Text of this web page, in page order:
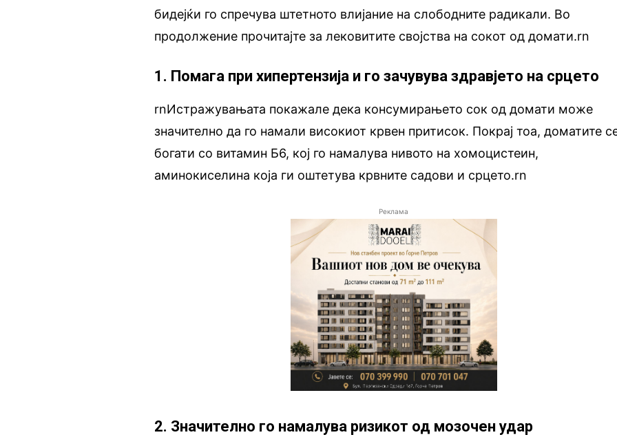
бидејќи го спречува штетното влијание на слободните радикали. Во
продолжение прочитајте за лековитите својства на сокот од домати.rn
1. Помага при хипертензија и го зачувува здравјето на срцето
rnИстражувањата покажале дека консумирањето сок од домати може
значително да го намали високиот крвен притисок. Покрај тоа, доматите
богати со витамин Б6, кој го намалува нивото на хомоцистеин,
аминокиселина која ги оштетува крвните садови и срцето.rn
Реклама
2. Значително го намалува ризикот од мозочен удар